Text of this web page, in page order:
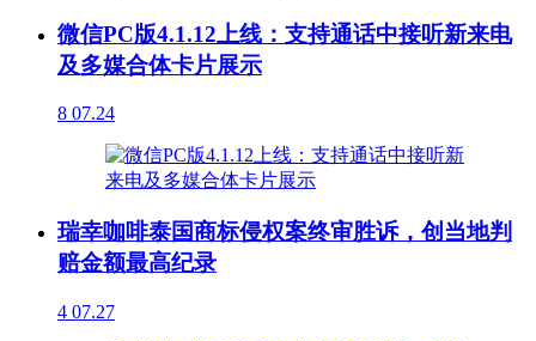
微信PC版4.1.12上线：支持通话中接听新来电
及多媒合体卡片展示
8 07.24
瑞幸咖啡泰国商标侵权案终审胜诉，创当地判
赔金额最高纪录
4 07.27